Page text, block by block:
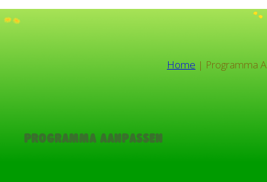
Home | Programma
Programma Aanpassen